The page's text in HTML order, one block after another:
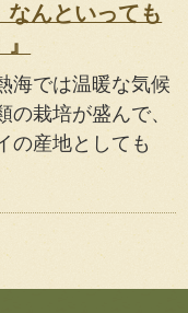
んといっても
海では温暖な気候
の栽培が盛んで、
の産地としても